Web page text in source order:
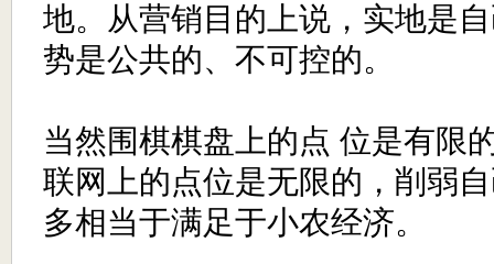
地。从营销目的上说，实地是
势是公共的、不可控的。
当然围棋棋盘上的点 位是有限
联网上的点位是无限的，削弱
多相当于满足于小农经济。